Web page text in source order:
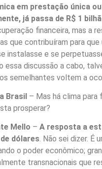
em prestação única
já passa de R$ 1
financeira, mas a
que contribuíram para
instalasse e se
essa discussão a cabo,
semelhantes voltem a
Brasil – Mas há clima
prosperar?
Mello –A resposta a
dólares. Não sei dizer. É
o poder econômico;
transnacionais que